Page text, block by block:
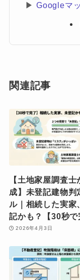
▶ Googleマ
関連記事
【土地家屋調査士
成】未登記建物判
ル｜相続した実家
記かも？【30秒で
2026年4月3日